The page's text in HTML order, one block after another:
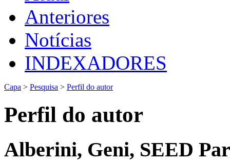
Anteriores
Notícias
INDEXADORES
Capa > Pesquisa > Perfil do autor
Perfil do autor
Alberini, Geni, SEED